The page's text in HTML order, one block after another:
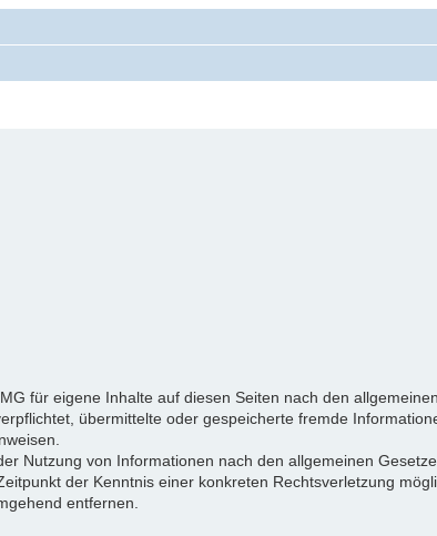
für eigene Inhalte auf diesen Seiten nach den
übermittelte oder gespeicherte fremde
Nutzung von Informationen nach den allgemeinen
der Kenntnis einer konkreten Rechtsverletzung
entfernen.